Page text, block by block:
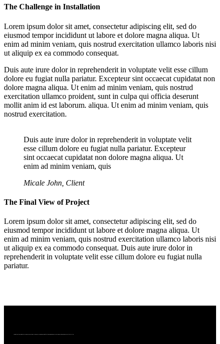
The Challenge in Installation
Lorem ipsum dolor sit amet, consectetur adipiscing elit, sed do
eiusmod tempor incididunt ut labore et dolore magna aliqua. Ut
enim ad minim veniam, quis nostrud exercitation ullamco laboris nisi
ut aliquip ex ea commodo consequat.
Duis aute irure dolor in reprehenderit in voluptate velit esse cillum
dolore eu fugiat nulla pariatur. Excepteur sint occaecat cupidatat non
dolore magna aliqua. Ut enim ad minim veniam, quis nostrud
exercitation ullamco proident, sunt in culpa qui officia deserunt
mollit anim id est laborum. aliqua. Ut enim ad minim veniam, quis
nostrud exercitation.
Duis aute irure dolor in reprehenderit in voluptate velit
esse cillum dolore eu fugiat nulla pariatur. Excepteur
sint occaecat cupidatat non dolore magna aliqua. Ut
enim ad minim veniam, quis
Micale John, Client
The Final View of Project
Lorem ipsum dolor sit amet, consectetur adipiscing elit, sed do
eiusmod tempor incididunt ut labore et dolore magna aliqua. Ut
enim ad minim veniam, quis nostrud exercitation ullamco laboris nisi
ut aliquip ex ea commodo consequat. Duis aute irure dolor in
reprehenderit in voluptate velit esse cillum dolore eu fugiat nulla
pariatur.